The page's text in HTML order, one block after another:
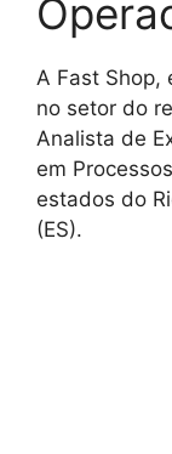
A Fast Shop,
no setor do
Analista de
em
estados do
(ES).